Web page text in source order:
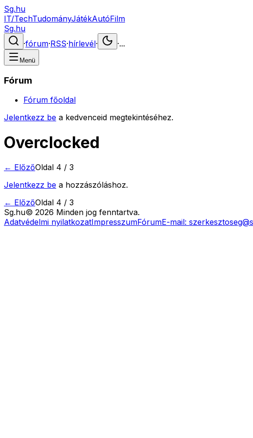
Sg.hu
IT/TechTudományJátékAutóFilm
Sg.hu
·fórum·RSS·hírlevél· ·...
Menü
Fórum
Fórum főoldal
Jelentkezz be a kedvenceid megtekintéséhez.
Overclocked
← ElőzőOldal 4 / 3
Jelentkezz be a hozzászóláshoz.
← ElőzőOldal 4 / 3
Sg.hu© 2026 Minden jog fenntartva.
Adatvédelmi nyilatkozatImpresszumFórumE-mail: